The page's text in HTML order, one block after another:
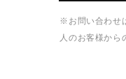
※お問い合わせ
人のお客様から